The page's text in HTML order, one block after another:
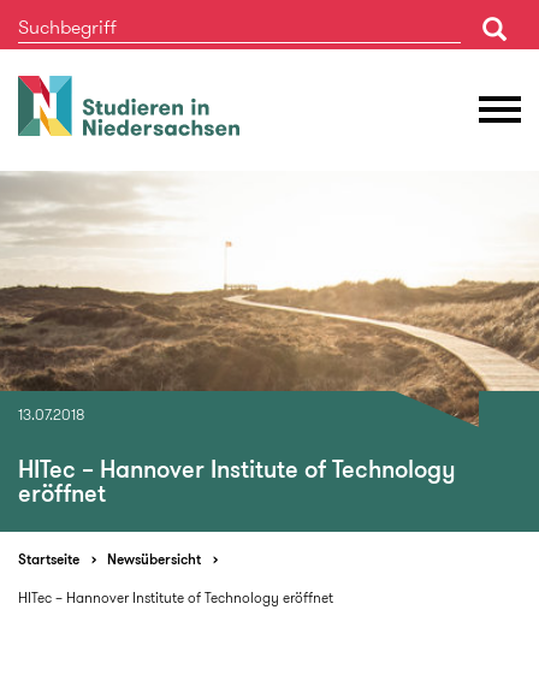
Studieren
in
13.07.2018
HITec – Hannover Institute of Technology
eröffnet
Startseite
Newsübersicht
HITec – Hannover Institute of Technology eröffnet